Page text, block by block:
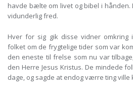
havde bælte om livet og bibel i
vidunderlig fred.
Hver for sig gik disse vidner
folket om de frygtelige tider som var
den eneste til frelse som nu var
den Herre Jesus Kristus. De mindede
dage, og sagde at endog værre ting ville